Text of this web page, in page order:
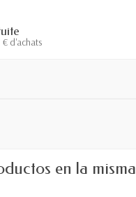
€ d'achats
en la misma